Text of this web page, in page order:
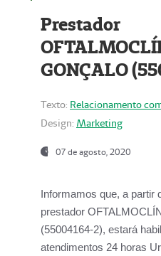
Prestador
GONÇALO
Texto: Relacionamento
Design: Marketing
07 de agosto, 2020
Informamos que, a partir
prestador
(55004164-2), estará
atendimentos 24 horas